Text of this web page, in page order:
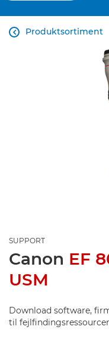
Produktsortiment

SUPPORT
Canon EF
USM
Download software,
til